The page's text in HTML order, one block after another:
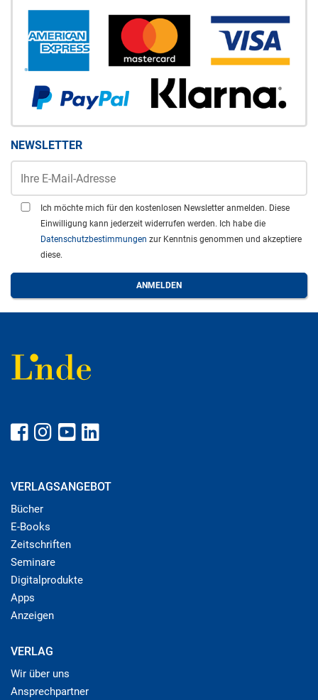
NEWSLETTER
Ich möchte mich für den kostenlosen Newsletter anmelden. Diese
Einwilligung kann jederzeit widerrufen werden. Ich habe die
Datenschutzbestimmungen zur Kenntnis genommen und akzeptiere
diese.
VERLAGSANGEBOT
Bücher
E-Books
Zeitschriften
Seminare
Digitalprodukte
Apps
Anzeigen
VERLAG
Wir über uns
Ansprechpartner